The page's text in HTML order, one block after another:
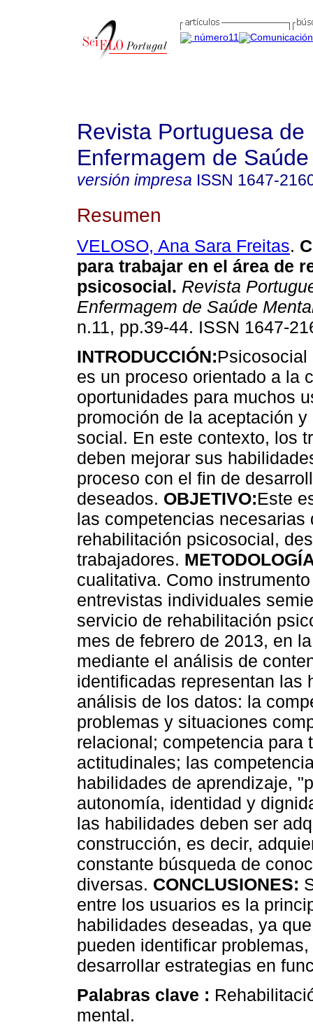
Revista Portuguesa de
Enfermagem de
versión impresa ISSN 1647-
Resumen
VELOSO, Ana Sara Freitas.
para trabajar en el área de
psicosocial. Revista
Enfermagem de Saúde
n.11, pp.39-44. ISSN 1647-
INTRODUCCIÓN:Psicosocial
es un proceso orientado a la
oportunidades para muchos
promoción de la aceptación
social. En este contexto, los
deben mejorar sus
proceso con el fin de
deseados. OBJETIVO:Este
las competencias
rehabilitación psicosocial,
trabajadores.
cualitativa. Como
entrevistas individuales
servicio de rehabilitación
mes de febrero de 2013, en
mediante el análisis de
identificadas representan las
análisis de los datos: la
problemas y situaciones
relacional; competencia para
actitudinales; las
habilidades de aprendizaje,
autonomía, identidad y
las habilidades deben ser
construcción, es decir,
constante búsqueda de
diversas. CONCLUSIONES:
entre los usuarios es la
habilidades deseadas, ya
pueden identificar
desarrollar estrategias en
Palabras clave :
mental.